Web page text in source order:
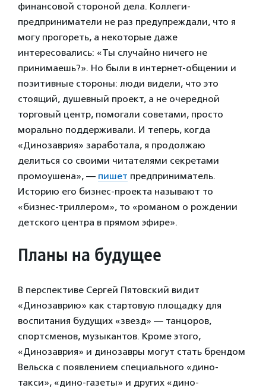
финансовой стороной дела. Коллеги-
предприниматели не раз предупреждали, что я
могу прогореть, а некоторые даже
интересовались: «Ты случайно ничего не
принимаешь?». Но были в интернет-общении и
позитивные стороны: люди видели, что это
стоящий, душевный проект, а не очередной
торговый центр, помогали советами, просто
морально поддерживали. И теперь, когда
«Динозаврия» заработала, я продолжаю
делиться со своими читателями секретами
промоушена», — пишет предприниматель.
Историю его бизнес-проекта называют то
«бизнес-триллером», то «романом о рождении
детского центра в прямом эфире».
Планы на будущее
В перспективе Сергей Пятовский видит
«Динозаврию» как стартовую площадку для
воспитания будущих «звезд» — танцоров,
спортсменов, музыкантов. Кроме этого,
«Динозаврия» и динозавры могут стать брендом
Вельска с появлением специального «дино-
такси», «дино-газеты» и других «дино-